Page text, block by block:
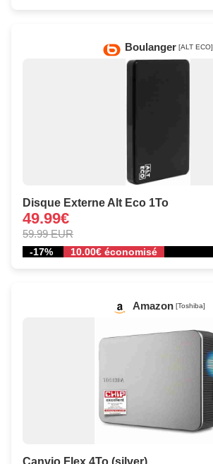
Boulanger [ALT ECO]
Disque Externe Alt Eco 1To
49.99€
59.99 EUR
-17% 10.00€ économisé
Amazon [Toshiba]